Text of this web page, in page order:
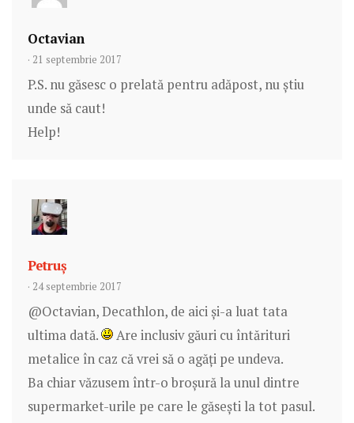
Octavian
· 21 septembrie 2017
P.S. nu găsesc o prelată pentru adăpost, nu știu
unde să caut!
Help!
Petruș
· 24 septembrie 2017
@Octavian, Decathlon, de aici și-a luat tata
ultima dată.
Are inclusiv găuri cu întărituri
metalice în caz că vrei să o agăți pe undeva.
Ba chiar văzusem într-o broșură la unul dintre
supermarket-urile pe care le găsești la tot pasul.